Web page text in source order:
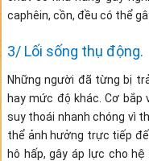
caphêin, cồn, đều có thể
3/ Lối sống thụ động.
Những người đã từng bị
hay mức độ khác. Cơ bắp
suy thoái nhanh chóng vì
thể ảnh hưởng trực tiếp
hô hấp, gây áp lực cho